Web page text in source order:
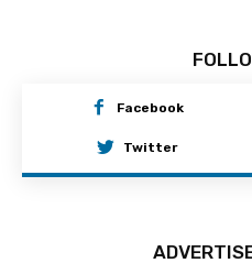
Facebook
Twitter